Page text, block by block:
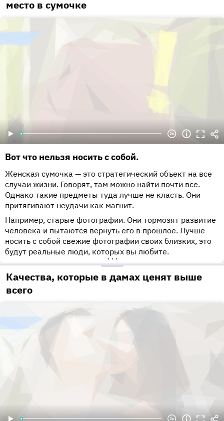
место в сумочке
Вот что нельзя носить с собой.
Женская сумочка — это стратегический объект на все
случаи жизни. Говорят, там можно найти почти все.
Однако такие предметы туда лучше не класть. Они
притягивают неудачи как магнит.
Например, старые фотографии. Они тормозят развитие
человека и пытаются вернуть его в прошлое. Лучше
носить с собой свежие фотографии своих близких, это
будут реальные люди, которых вы любите.
•••
Качества, которые в дамах ценят выше
всего